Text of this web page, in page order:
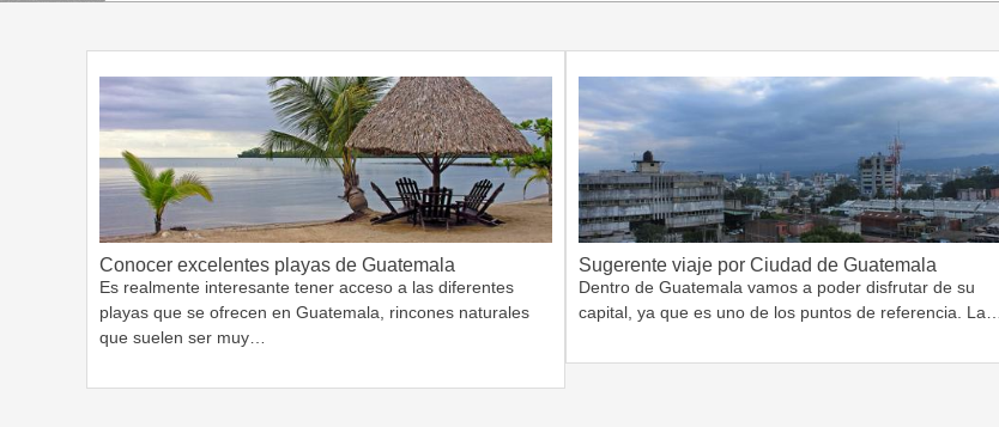
Conocer excelentes playas de Guatemala
Es realmente interesante tener acceso a las diferentes
playas que se ofrecen en Guatemala, rincones naturales
que suelen ser muy…
Sugerente viaje por Ciudad de Guatemala
Dentro de Guatemala vamos a poder disfrutar de su
capital, ya que es uno de los puntos de referencia. La…